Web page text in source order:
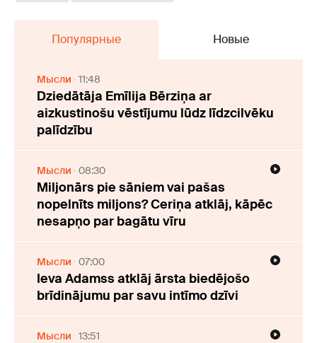
Популярные Новые
Мысли 11:48
Dziedātāja Emīlija Bērziņa ar
aizkustinošu vēstījumu lūdz līdzcilvēku
palīdzību
Мысли 08:30
Miljonārs pie sāniem vai pašas
nopelnīts miljons? Ceriņa atklāj, kāpēc
nesapņo par bagātu vīru
Мысли 07:00
Ieva Adamss atklāj ārsta biedējošo
brīdinājumu par savu intīmo dzīvi
Мысли 13:51